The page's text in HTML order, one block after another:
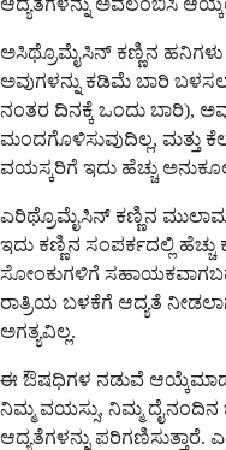
ಆದ್ಯತೆಗಳನ್ನು ಅವಲಂಬಿಸಿ
ಅಸಿಥ್ರೊಮೈಸಿನ್ ಕಣ್ಣಿನ ಹನಿಗಳು
ಅವುಗಳನ್ನು ಕಡಿಮೆ ಬಾರಿ
ನಂತರ ದಿನಕ್ಕೆ ಒಂದು ಬಾರಿ),
ಮಂದಗೊಳಿಸುವುದಿಲ್ಲ, ಮತ್ತು
ವಯಸ್ಕರಿಗೆ ಇದು ಹೆಚ್ಚು
ಎರಿಥ್ರೊಮೈಸಿನ್ ಕಣ್ಣಿನ
ಇದು ಕಣ್ಣಿನ ಸಂಪರ್ಕದಲ್ಲಿ
ಸೋಂಕುಗಳಿಗೆ
ರಾತ್ರಿಯ ಬಳಕೆಗೆ ಆದ್ಯತೆ
ಅಗತ್ಯವಿಲ್ಲ.
ಈ ಔಷಧಿಗಳ ನಡುವೆ
ನಿಮ್ಮ ವಯಸ್ಸು, ನಿಮ್ಮ ದೈನಂದಿನ
ಆದ್ಯತೆಗಳನ್ನು